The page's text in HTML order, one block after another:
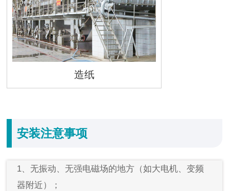
造纸
安装注意事项
1、无振动、无强电磁场的地方（如大电机、变频
器附近）；